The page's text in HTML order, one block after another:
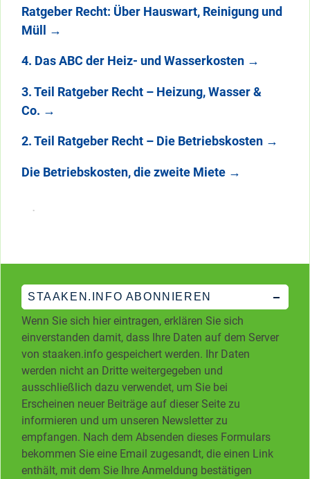
Ratgeber Recht: Über Hauswart, Reinigung und
Müll →
4. Das ABC der Heiz- und Wasserkosten →
3. Teil Ratgeber Recht – Heizung, Wasser &
Co. →
2. Teil Ratgeber Recht – Die Betriebskosten →
Die Betriebskosten, die zweite Miete →
STAAKEN.INFO ABONNIEREN
Wenn Sie sich hier eintragen, erklären Sie sich
einverstanden damit, dass Ihre Daten auf dem Server
von staaken.info gespeichert werden. Ihr Daten
werden nicht an Dritte weitergegeben und
ausschließlich dazu verwendet, um Sie bei
Erscheinen neuer Beiträge auf dieser Seite zu
informieren und um unseren Newsletter zu
empfangen. Nach dem Absenden dieses Formulars
bekommen Sie eine Email zugesandt, die einen Link
enthält, mit dem Sie Ihre Anmeldung bestätigen